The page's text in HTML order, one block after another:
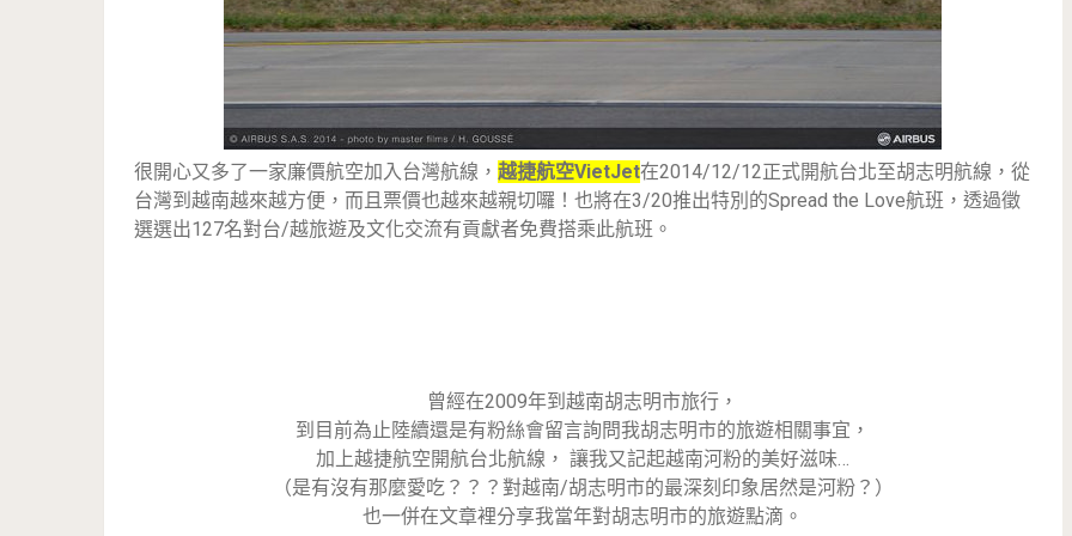
很開心又多了一家廉價航空加入台灣航線， 越捷航空VietJet在2014/12/12正式開航台北至胡志明航線，從
台灣到越南越來越方便，而且票價也越來越親切囉！也將在3/20推出特別的Spread the Love航班，透過徵
選選出127名對台/越旅遊及文化交流有貢獻者免費搭乘此航班。
曾經在2009年到越南胡志明市旅行，
到目前為止陸續還是有粉絲會留言詢問我胡志明市的旅遊相關事宜，
加上越捷航空開航台北航線， 讓我又記起越南河粉的美好滋味…
（是有沒有那麼愛吃？？？對越南/胡志明市的最深刻印象居然是河粉？）
也一併在文章裡分享我當年對胡志明市的旅遊點滴。